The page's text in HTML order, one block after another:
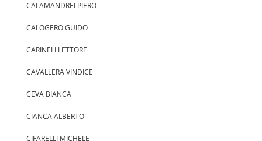
CALAMANDREI PIERO
CALOGERO GUIDO
CARINELLI ETTORE
CAVALLERA VINDICE
CEVA BIANCA
CIANCA ALBERTO
CIFARELLI MICHELE